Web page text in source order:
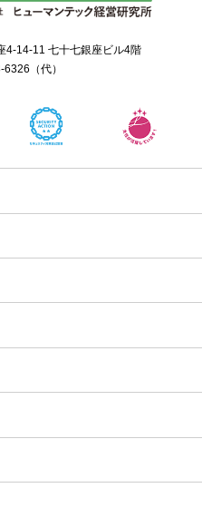
4-14-11 七十七銀座ビル4階
6326 （代）